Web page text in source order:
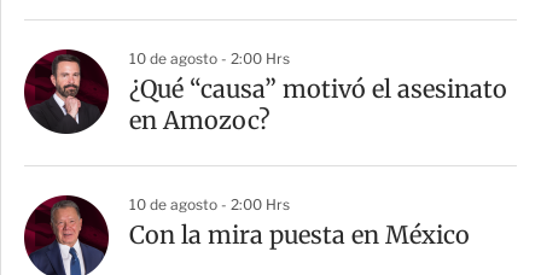
10 de agosto - 2:00 Hrs
¿Qué “causa” motivó el asesinato
en Amozoc?
10 de agosto - 2:00 Hrs
Con la mira puesta en México